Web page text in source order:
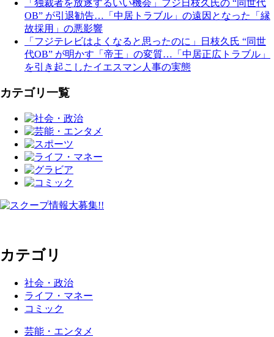
「独裁者を放逐するいい機会」フジ日枝久氏の “同世代
OB” が引退勧告…「中居トラブル」の遠因となった「縁
故採用」の悪影響
「フジテレビはよくなると思ったのに」日枝久氏 “同世
代OB” が明かす「帝王」の変質…「中居正広トラブル」
を引き起こしたイエスマン人事の実態
カテゴリ一覧
カテゴリ
社会・政治
ライフ・マネー
コミック
芸能・エンタメ